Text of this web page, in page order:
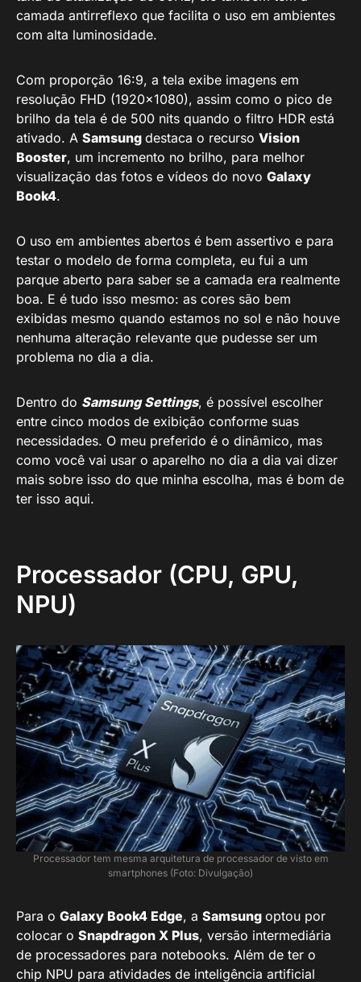
camada antirreflexo que facilita o uso em ambientes
com alta luminosidade.
Com proporção 16:9, a tela exibe imagens em
resolução FHD (1920×1080), assim como o pico de
brilho da tela é de 500 nits quando o filtro HDR está
ativado. A Samsung destaca o recurso Vision
Booster, um incremento no brilho, para melhor
visualização das fotos e vídeos do novo Galaxy
Book4.
O uso em ambientes abertos é bem assertivo e para
testar o modelo de forma completa, eu fui a um
parque aberto para saber se a camada era realmente
boa. E é tudo isso mesmo: as cores são bem
exibidas mesmo quando estamos no sol e não houve
nenhuma alteração relevante que pudesse ser um
problema no dia a dia.
Dentro do Samsung Settings, é possível escolher
entre cinco modos de exibição conforme suas
necessidades. O meu preferido é o dinâmico, mas
como você vai usar o aparelho no dia a dia vai dizer
mais sobre isso do que minha escolha, mas é bom de
ter isso aqui.
Processador (CPU, GPU,
NPU)
Processador tem mesma arquitetura de processador de visto em
smartphones (Foto: Divulgação)
Para o Galaxy Book4 Edge, a Samsung optou por
colocar o Snapdragon X Plus, versão intermediária
de processadores para notebooks. Além de ter o
chip NPU para atividades de inteligência artificial